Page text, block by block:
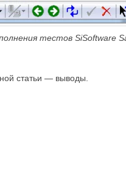
тестовSiSoftware
статьи— выводы.